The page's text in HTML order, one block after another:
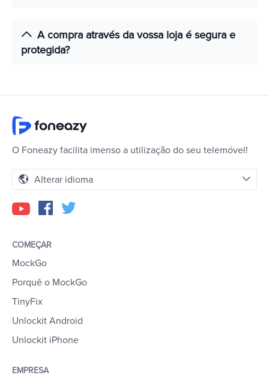
A compra através da vossa loja é segura e
protegida?
O Foneazy facilita imenso a utilização do seu telemóvel!
Alterar idioma
COMEÇAR
MockGo
Porquê o MockGo
TinyFix
Unlockit Android
Unlockit iPhone
EMPRESA